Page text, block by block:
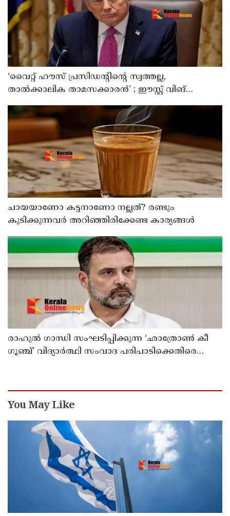
‘വൈറ്റ് ഹൗസ് പ്രസിഡന്റിന്റെ സ്വത്തല്ല,
താൽക്കാലിക താമസക്കാരൻ’ ; ഈസ്റ്റ് വിങ്
നീക്കങ്ങൾക്ക് കോടതിയുടെ സ്റ്റേ
ചായയാണോ കട്ടനാണോ നല്ലത്? രണ്ടും
കുടിക്കുന്നവർ അറിഞ്ഞിരിക്കേണ്ട കാര്യങ്ങൾ
രാഹുൽ ഗാന്ധി സംഘടിപ്പിക്കുന്ന ‘ഛാത്രോൺ കീ
ഗൂഞ്ച്’ വിദ്യാർത്ഥി സംവാദ പരിപാടിക്കെതിരെ
You May Like